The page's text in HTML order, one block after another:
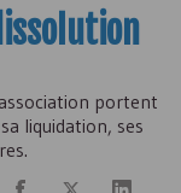
portent
liquidation, ses